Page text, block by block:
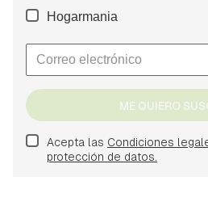
Hogarmania
ME QUIERO
Acepta las Condiciones
protección de datos.